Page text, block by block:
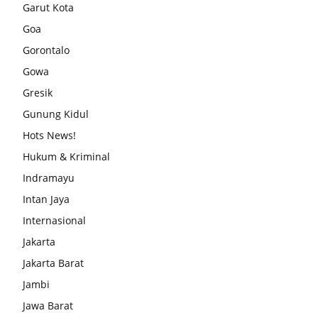
Garut Kota
Goa
Gorontalo
Gowa
Gresik
Gunung Kidul
Hots News!
Hukum & Kriminal
Indramayu
Intan Jaya
Internasional
Jakarta
Jakarta Barat
Jambi
Jawa Barat